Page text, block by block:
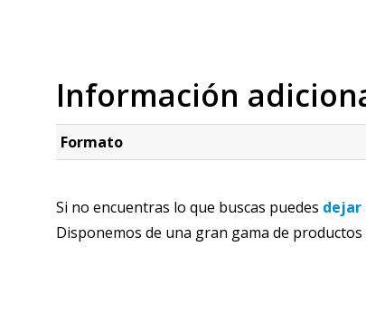
Información
Formato
Si no encuentras lo que buscas puedes dejar
Disponemos de una gran gama de